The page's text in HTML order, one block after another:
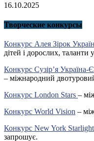
16.10.2025
Творческие конкурсы
Конкурс Алея Зірок
дітей і дорослих, таланти
Конкурс Сузір’я
– міжнародний
Конкурс London Stars –
Конкурс World Vision –
Конкурс New York
запрошує.